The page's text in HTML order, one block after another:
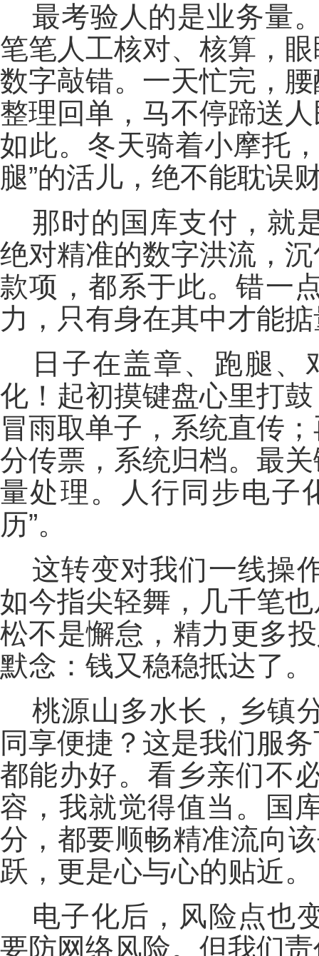
最考验人的是业务量
笔笔人工核对、核算，
数字敲错。一天忙完，
整理回单，马不停蹄送
如此。冬天骑着小摩托
腿”的活儿，绝不能耽误
那时的国库支付，就
绝对精准的数字洪流，
款项，都系于此。错一
力，只有身在其中才能
日子在盖章、跑腿
化！起初摸键盘心里打
冒雨取单子，系统直传
分传票，系统归档。最
量处理。人行同步电子
历”。
这转变对我们一线操
如今指尖轻舞，几千笔
松不是懈怠，精力更多
默念：钱又稳稳抵达了。
桃源山多水长，乡镇
同享便捷？这是我们服
都能办好。看乡亲们不
容，我就觉得值当。国
分，都要顺畅精准流向
跃，更是心与心的贴近。
电子化后，风险点也
要防网络风险。但我们